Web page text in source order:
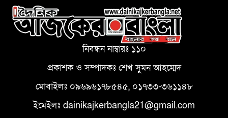
নিবন্ধন নাম্বারঃ ১১০
প্রকাশক ও সম্পাদকঃ শেখ সুমন আহম্মেদ
মোবাইলঃ ০৯৬৯৬১৭৮৫৪৫, ০১৭৩৩-৩৬১১৪৮
ইমেইলঃ dainikajkerbangla21@gmail.com